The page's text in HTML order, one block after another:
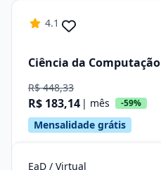
4.1
Ciência da Computação
R$ 448,33
R$ 183,14 | mês -59%
Mensalidade grátis
EaD / Virtual